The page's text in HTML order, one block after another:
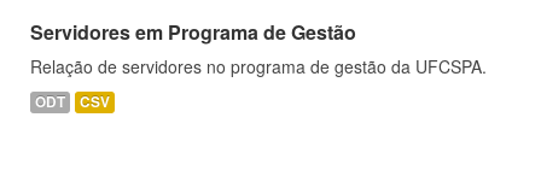
Servidores em Programa de Gestão
Relação de servidores no programa de gestão da UFCSPA.
ODT CSV